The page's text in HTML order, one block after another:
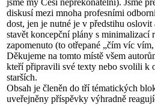
jsme my Češi nepřekonatelní). Jsme
diskusí mezi mnoha profesními
dost, jen je nutné je v předstihu oslovit
stavět koncepční plány s minimalizací
zapomenuto (to otřepané „čím víc
Děkujeme na tomto místě všem
kteří připravili své texty nebo svolili k
starších.
Obsah je členěn do tří tématických
uveřejněny příspěvky výhradně